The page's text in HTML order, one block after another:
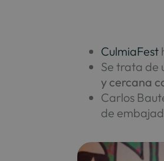
CulmiaFest
Se trata de
y cercana
Carlos
de